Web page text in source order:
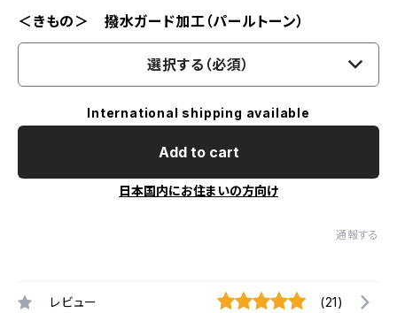
＜きもの＞ 撥水ガード加工（パールトーン）
選択する（必須）
International shipping available
Add to cart
日本国内にお住まいの方向け
通報する
レビュー (21)